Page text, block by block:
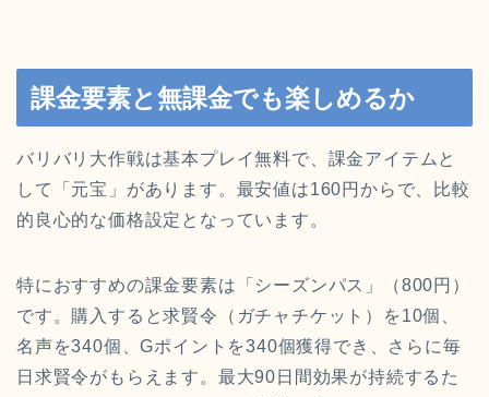
課金要素と無課金でも楽しめるか
バリバリ大作戦は基本プレイ無料で、課金アイテムと
して「元宝」があります。最安値は160円からで、比較
的良心的な価格設定となっています。
特におすすめの課金要素は「シーズンパス」（800円）
です。購入すると求賢令（ガチャチケット）を10個、
名声を340個、Gポイントを340個獲得でき、さらに毎
日求賢令がもらえます。最大90日間効果が持続するた